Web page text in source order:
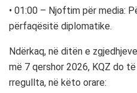
• 01:00 – Njoftim për media:
përfaqësitë diplomatike.
Ndërkaq, në ditën e
më 7 qershor 2026, KQZ do
rregullta, në këto orare: